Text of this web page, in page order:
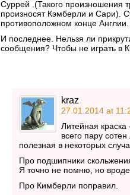
Суррей .(Такого произношения
произносят Кэмберли и Сари).
противоположном конце Англии.
И последнее. Нельзя ли
сообщения? Чтобы не играть в
kraz
27.01.2014 at
Литейная
всего пару
полезная в некоторых
Про подшипники
Я точно не помню, но
Про Кимберли поправил.